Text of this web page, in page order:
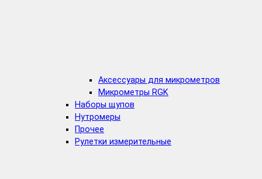
Аксессуары для микрометров
Микрометры RGK
Наборы щупов
Нутромеры
Прочее
Рулетки измерительные